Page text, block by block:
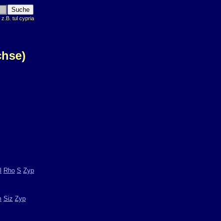
z.B. tul cypria
Rho S Zyp
Siz Zyp